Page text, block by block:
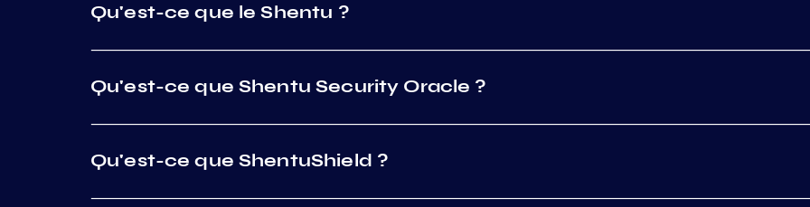
Qu'est-ce que le Shentu ?
Qu'est-ce que Shentu Security Oracle ?
Qu'est-ce que ShentuShield ?